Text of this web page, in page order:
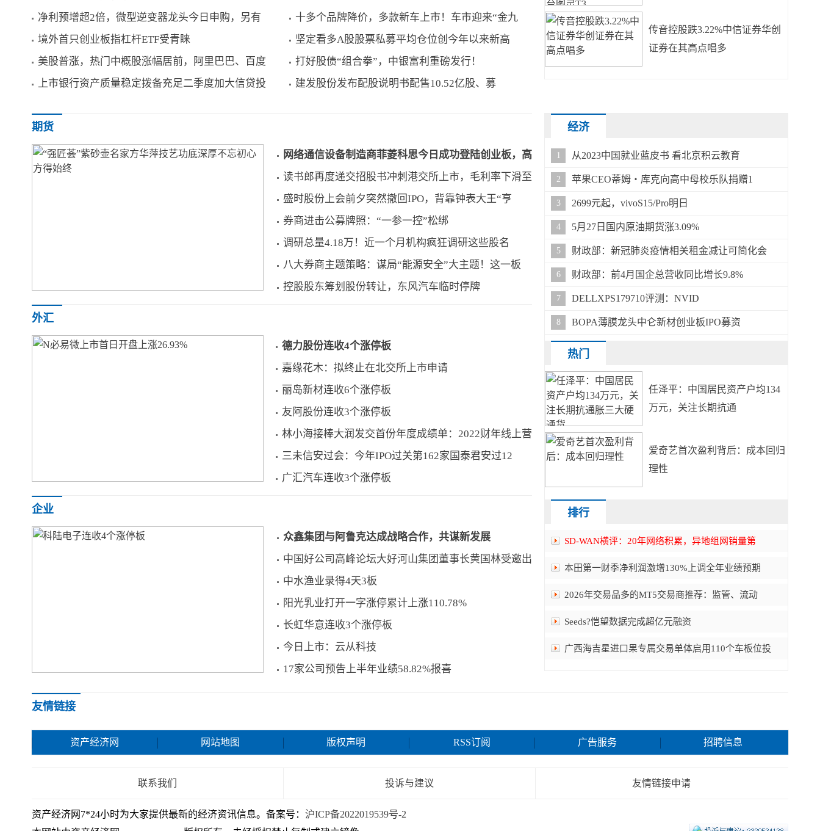
净利预增超2倍，微型逆变器龙头今日申购，另有
境外首只创业板指杠杆ETF受青睐
美股普涨，热门中概股涨幅居前，阿里巴巴、百度
上市银行资产质量稳定拨备充足二季度加大信贷投
十多个品牌降价，多款新车上市！车市迎来“金九
坚定看多A股股票私募平均仓位创今年以来新高
打好股债“组合拳”，中银富利重磅发行！
建发股份发布配股说明书配售10.52亿股、募
传音控股跌3.22%中信证券华创
证券在其高点唱多
期货
“强匠荟”紫砂壶名家方华萍技艺功底深厚不忘初心方
网络通信设备制造商菲菱科思今日成功登陆创业板，高
读书郎再度递交招股书冲刺港交所上市，毛利率下滑至
盛时股份上会前夕突然撤回IPO，背靠钟表大王“亨
券商进击公募牌照：“一参一控”松绑
调研总量4.18万！近一个月机构疯狂调研这些股名
八大券商主题策略：谋局“能源安全”大主题！这一板
控股股东筹划股份转让，东风汽车临时停牌
外汇
N必易微上市首日开盘上涨26.93%
德力股份连收4个涨停板
嘉缘花木：拟终止在北交所上市申请
丽岛新材连收6个涨停板
友阿股份连收3个涨停板
林小海接棒大润发交首份年度成绩单：2022财年线上营
三未信安过会：今年IPO过关第162家国泰君安过12
广汇汽车连收3个涨停板
企业
众鑫集团与阿鲁克达成战略合作，共谋新发展
中国好公司高峰论坛大好河山集团董事长黄国林受邀出
中水渔业录得4天3板
阳光乳业打开一字涨停累计上涨110.78%
长虹华意连收3个涨停板
今日上市：云从科技
17家公司预告上半年业绩58.82%报喜
经济
1 从2023中国就业蓝皮书 看北京积云教育
2 苹果CEO蒂姆・库克向高中母校乐队捐赠1
3 2699元起，vivoS15/Pro明日
4 5月27日国内原油期货涨3.09%
5 财政部：新冠肺炎疫情相关租金减让可简化会
6 财政部：前4月国企总营收同比增长9.8%
7 DELLXPS179710评测：NVID
8 BOPA薄膜龙头中仑新材创业板IPO募资
热门
任泽平：中国居民资产户均134
万元，关注长期抗通
爱奇艺首次盈利背后：成本回归
理性
排行
SD-WAN横评：20年网络积累，异地组网销量第
本田第一财季净利润激增130%上调全年业绩预期
2026年交易品多的MT5交易商推荐：监管、流动
Seeds?恺望数据完成超亿元融资
广西海吉星进口果专属交易单体启用110个车板位投
友情链接
资产经济网 网站地图 版权声明 RSS订阅 广告服务 招聘信息
联系我们 投诉与建议 友情链接申请
资产经济网7*24小时为大家提供最新的经济资讯信息。备案号： 沪ICP备2022019539号-2